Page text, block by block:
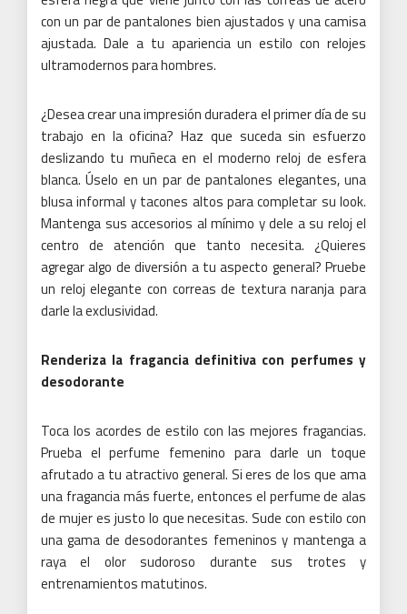
con un par de pantalones bien ajustados y una camisa
ajustada. Dale a tu apariencia un estilo con relojes
ultramodernos para hombres.
¿Desea crear una impresión duradera el primer día de su
trabajo en la oficina? Haz que suceda sin esfuerzo
deslizando tu muñeca en el moderno reloj de esfera
blanca.Úselo en un par de pantalones elegantes, una
blusa informal y tacones altos para completar su look.
Mantenga sus accesorios al mínimo y dele a su reloj el
centro de atención que tanto necesita. ¿Quieres
agregar algo de diversión a tu aspecto general? Pruebe
un reloj elegante con correas de textura naranja para
darle la exclusividad.
Renderiza la fragancia definitiva con perfumes y
desodorante
Toca los acordes de estilo con las mejores fragancias.
Prueba el perfume femenino para darle un toque
afrutado a tu atractivo general. Si eres de los que ama
una fragancia más fuerte, entonces el perfume de alas
de mujer es justo lo que necesitas. Sude con estilo con
una gama de desodorantes femeninos y mantenga a
raya el olor sudoroso durante sus trotes y
entrenamientos matutinos.